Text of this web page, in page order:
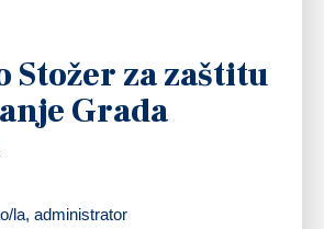
Stožer za zaštitu
Grada
la, administrator